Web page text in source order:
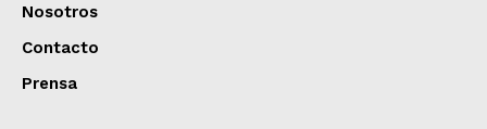
Nosotros
Contacto
Prensa